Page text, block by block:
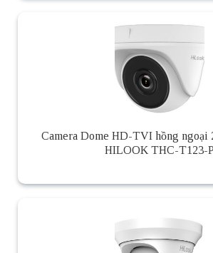
Camera Dome HD-TVI hồng ngoại
HILOOK THC-T123-P